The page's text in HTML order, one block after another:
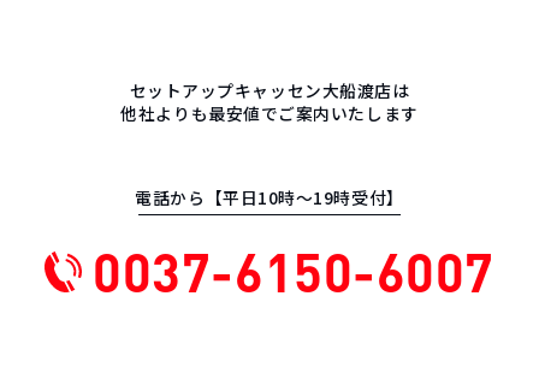
セットアップキャッセン大船渡店は
他社よりも最安値でご案内いたします
電話から【平日10時〜19時受付】
0037-6150-6007